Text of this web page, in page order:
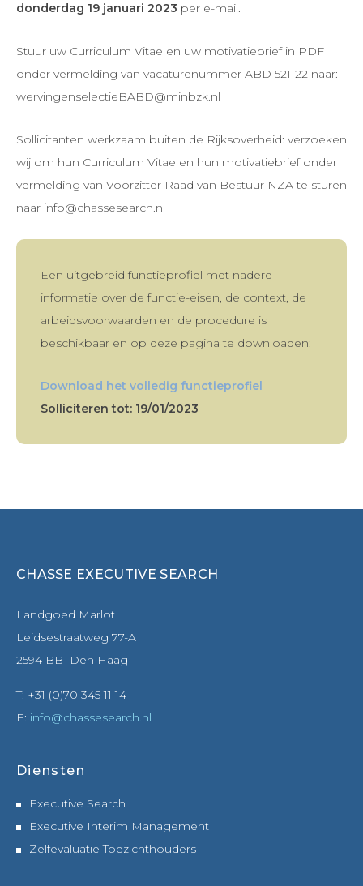
donderdag 19 januari 2023 per e-mail.
Stuur uw Curriculum Vitae en uw motivatiebrief in PDF
onder vermelding van vacaturenummer ABD 521-22 naar:
wervingenselectieBABD@minbzk.nl
Sollicitanten werkzaam buiten de Rijksoverheid: verzoeken
wij om hun Curriculum Vitae en hun motivatiebrief onder
vermelding van Voorzitter Raad van Bestuur NZA te sturen
naar info@chassesearch.nl
Een uitgebreid functieprofiel met nadere
informatie over de functie-eisen, de context, de
arbeidsvoorwaarden en de procedure is
beschikbaar en op deze pagina te downloaden:
Download het volledig functieprofiel
Solliciteren tot: 19/01/2023
CHASSE EXECUTIVE SEARCH
Landgoed Marlot
Leidsestraatweg 77-A
2594 BB Den Haag
T: +31 (0)70 345 11 14
E: info@chassesearch.nl
Diensten
Executive Search
Executive Interim Management
Zelfevaluatie Toezichthouders